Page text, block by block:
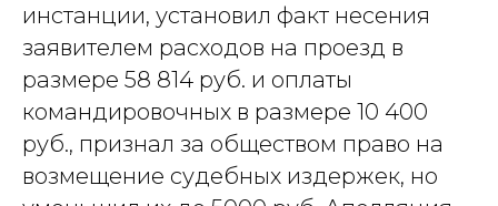
инстанции, установил факт несения
заявителем расходов на проезд в
размере 58 814 руб. и оплаты
командировочных в размере 10 400
руб., признал за обществом право на
возмещение судебных издержек, но